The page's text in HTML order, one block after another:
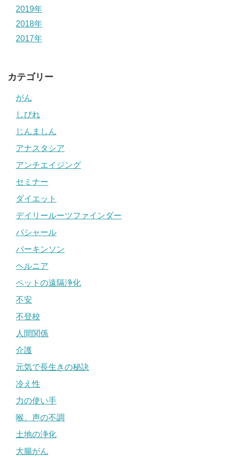
2019年
2018年
2017年
カテゴリー
がん
しびれ
じんましん
アナスタシア
アンチエイジング
セミナー
ダイエット
デイリールーツファインダー
バシャール
パーキンソン
ヘルニア
ペットの遠隔浄化
不安
不登校
人間関係
介護
元気で長生きの秘訣
冷え性
力の使い手
喉、声の不調
土地の浄化
大腸がん